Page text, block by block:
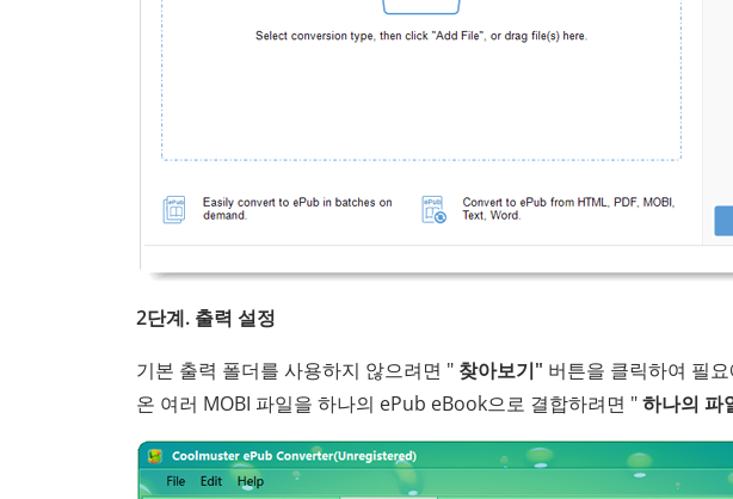
2단계. 출력 설정
기본 출력 폴더를 사용하지 않으려면 " 찾아보기" 버튼을 클릭하여 필
온 여러 MOBI 파일을 하나의 ePub eBook으로 결합하려면 "하나의 파